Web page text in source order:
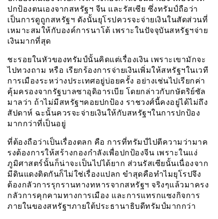
ปกป้องตนเองจากสหรัฐฯ จีน และรัสเซีย ซึ่งทรัมป์ถือว่า
เป็นการดูถูกสหรัฐฯ ดังนั้นยุโรปควรจะจ่ายเงินในสัดส่วนที่
เหมาะสมให้กับองค์การนาโต้ เพราะในปัจจุบันสหรัฐฯจ่าย
เงินมากที่สุด
ชะรอยในหัวของทรัมป์นั้นคิดแต่เรื่องเงิน เพราะเขามักจะ
ไปทวงถาม หรือ เรียกร้องการจ่ายเงินเพิ่มให้สหรัฐฯในเวที
การเมืองระหว่างประเทศอยู่บ่อยครั้ง อย่างเช่นไปเรียกค่า
คุ้มครองจากรัฐบาลซาอุดิอารเบีย โดยกล่าวกับกษัตริย์ซัล
มาลว่า ถ้าไม่มีสหรัฐฯคอยปกป้อง ราชวงศ์นี้คงอยู่ได้ไม่ถึง
สัปดาห์ ฉะนั้นควรจะจ่ายเงินให้กับสหรัฐฯในการปกป้อง
มากกว่าที่เป็นอยู่
ที่ต้องถือว่าเป็นเรื่องตลก คือ การที่ทรัมป์ไปตีความว่ามาค
รงต้องการให้สร้างกองกำลังเพื่อปกป้องจีน เพราะในแง่
ภูมิศาสตร์นั้นก็น่าจะเป็นไปได้ยาก ส่วนรัสเซียนั้นเนื่องจาก
มีดินแดงติดกันก็ไม่ใช่เรื่องแปลก ขำสุดคือทำไมยุโรปจึง
ต้องกลัวการรุกรานทางทหารจากสหรัฐฯ จริงๆแล้วมาครง
กลัวการคุกคามทางการเมือง และการแทรกแซงกิจการ
ภายในของสหรัฐฯภายใต้ประธานาธิบดีทรัมป์มากกว่า